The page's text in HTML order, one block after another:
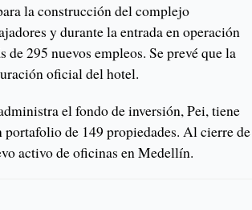
la construcción del complejo
y durante la entrada en operación
de 295 nuevos empleos. Se prevé que la
oficial del hotel.
el fondo de inversión, Pei, tiene
de 149 propiedades. Al cierre de
activo de oficinas en Medellín.